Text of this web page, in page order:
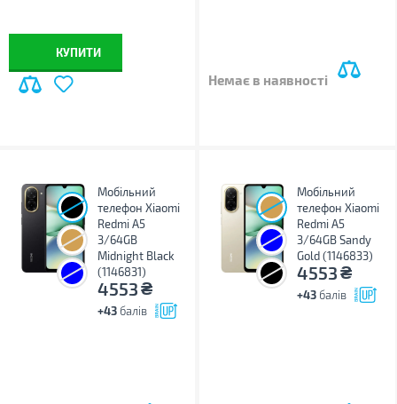
КУПИТИ
Немає в наявності
Мобільний
телефон Xiaomi
Redmi A5
3/64GB
Midnight Black
(1146831)
4553₴
+43 балів
Мобільний
телефон Xiaomi
Redmi A5
3/64GB Sandy
Gold (1146833)
4553₴
+43 балів